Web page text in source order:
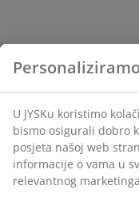
U JYSKu koristimo
bismo osigurali dobro
posjeta našoj web
informacije o vama u
relevantnog